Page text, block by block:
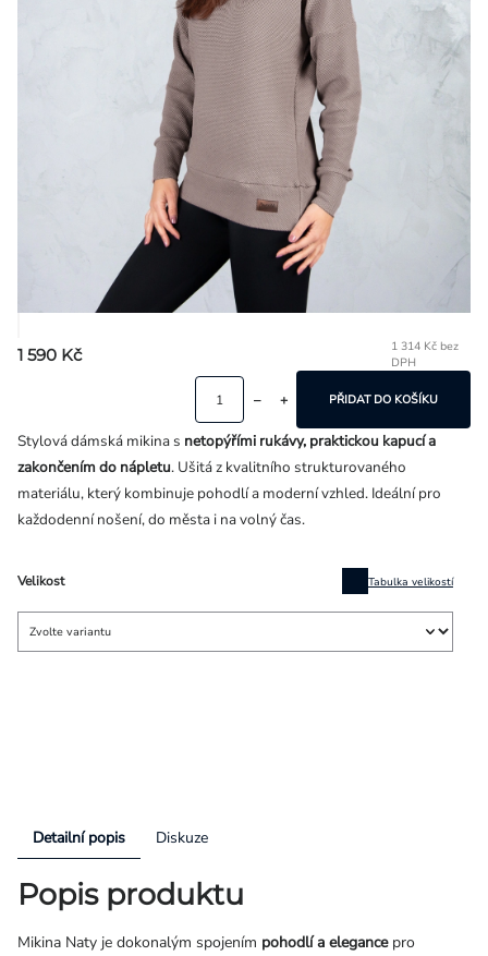
1 590 Kč
1 314 Kč bez
DPH
Velikost Tabulka velikostí
PŘIDAT DO KOŠÍKU
Stylová dámská mikina s netopýřími rukávy, praktickou kapucí a
zakončením do nápletu. Ušitá z kvalitního strukturovaného
materiálu, který kombinuje pohodlí a moderní vzhled. Ideální pro
každodenní nošení, do města i na volný čas.
Detailní popis Diskuze
Popis produktu
Mikina Naty je dokonalým spojením pohodlí a elegance pro